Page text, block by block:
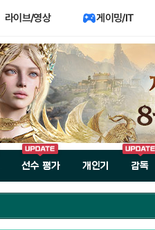
라이브/영상 게이밍/IT
선수 평가 개인기 감독